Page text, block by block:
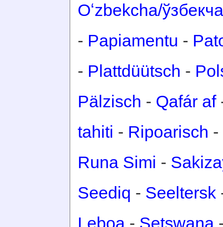
Oʻzbekcha/ўзбекча
- Papiamentu -
- Plattdüütsch -
Pälzisch - Qafár af
tahiti - Ripoarisch -
Runa Simi -
Seediq - Seeltersk
Leboa - Setswana